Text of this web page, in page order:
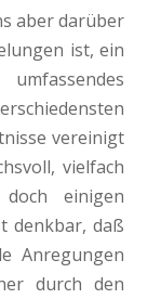
aber darüber
ist, ein
vereinigt
vielfach
einigen
denkbar, daß
Anregungen
durch den